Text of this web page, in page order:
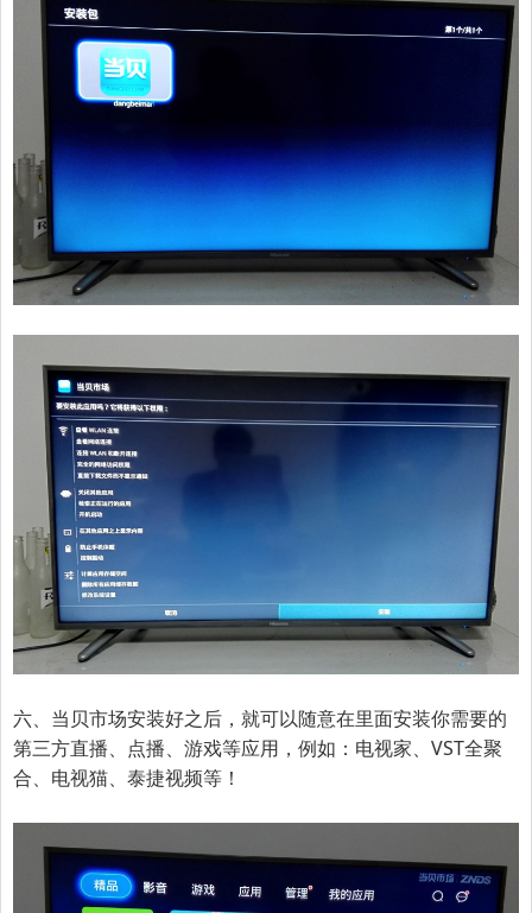
六、当贝市场安装好之后，就可以随意在里面安装你需要的
第三方直播、点播、游戏等应用，例如：电视家、VST全聚
合、电视猫、泰捷视频等！